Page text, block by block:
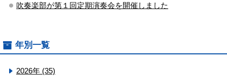
吹奏楽部が第１回定期演奏会を開催しました
年別一覧
2026年 (35)